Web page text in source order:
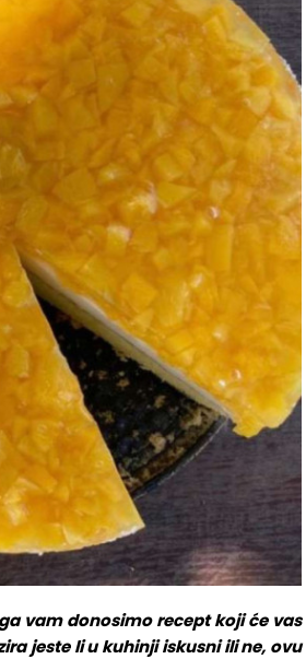
vam donosimo recept koji će vas
jeste li u kuhinji iskusni ili ne, ovu